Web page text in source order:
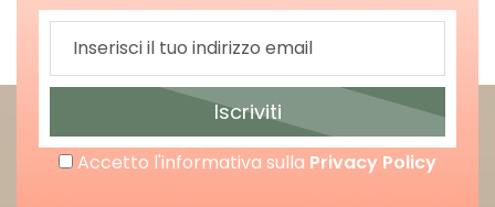
Iscriviti
Accetto l'informativa sulla Privacy Policy